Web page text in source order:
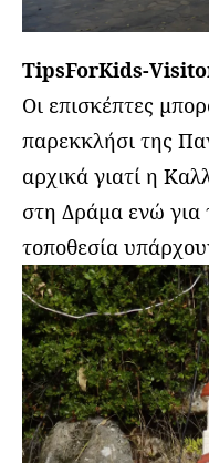
TipsForKids-
Οι επισκέπτες
παρεκκλήσι της
αρχικά γιατί η
στη Δράμα ενώ για
τοποθεσία